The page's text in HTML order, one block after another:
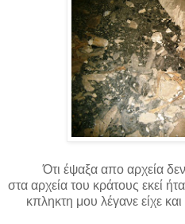
Ότι έψαξα απο αρχεία
στα αρχεία του κράτους εκεί
κπληκτη μου λέγανε είχε